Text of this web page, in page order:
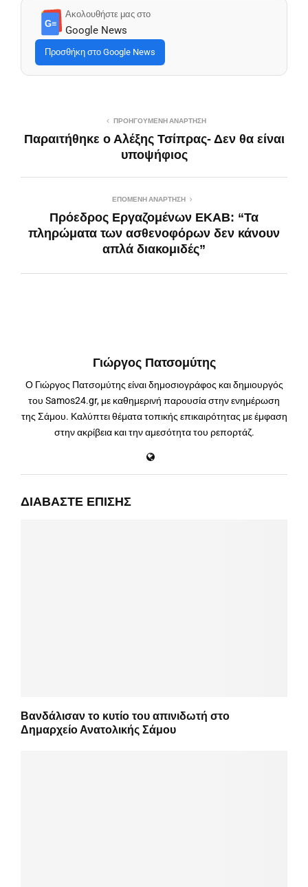
G≡
Ακολουθήστε μας στο
Google News
Προσθήκη στο Google News
ΠΡΟΗΓΟΎΜΕΝΗ ΑΝΆΡΤΗΣΗ
Παραιτήθηκε ο Αλέξης Τσίπρας- Δεν θα είναι
υποψήφιος
ΕΠΌΜΕΝΗ ΑΝΆΡΤΗΣΗ
Πρόεδρος Εργαζομένων ΕΚΑΒ: “Τα
πληρώματα των ασθενοφόρων δεν κάνουν
απλά διακομιδές”
Γιώργος Πατσομύτης
Ο Γιώργος Πατσομύτης είναι δημοσιογράφος και δημιουργός
του Samos24.gr, με καθημερινή παρουσία στην ενημέρωση
της Σάμου. Καλύπτει θέματα τοπικής επικαιρότητας με έμφαση
στην ακρίβεια και την αμεσότητα του ρεπορτάζ.
ΔΙΑΒΆΣΤΕ ΕΠΊΣΗΣ
Βανδάλισαν το κυτίο του απινιδωτή στο
Δημαρχείο Ανατολικής Σάμου